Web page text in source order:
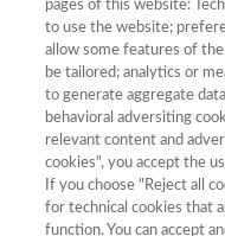
Copiar código
Al pegar este
automáticamente
pages of this website:
to use the website;
allow some features of
be tailored; analytics or
to generate aggregate
behavioral adversiting
relevant content and
cookies", you accept the
If you choose "Reject all
for technical cookies that
function. You can accept